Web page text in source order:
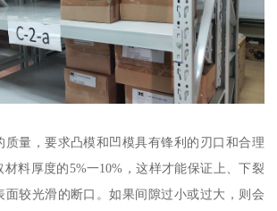
质量，要求凸模和凹模具有锋利的刃口和合理
料厚度的5%一10%，这样才能保证上、下裂
面较光滑的断口。如果间隙过小或过大，则会